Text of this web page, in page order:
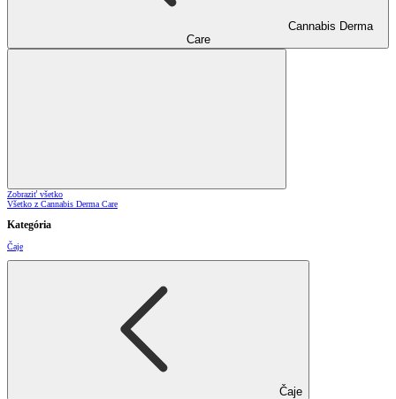
Cannabis Derma
Care
Zobraziť všetko
Všetko z Cannabis Derma Care
Kategória
Čaje
Čaje